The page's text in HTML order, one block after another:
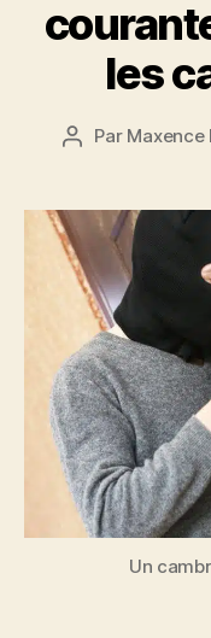
les
Auteur
Par Maxence
Un